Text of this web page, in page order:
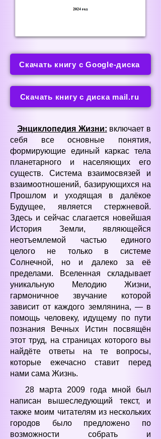
Скачать книгу с Google-диска
Скачать книгу с диска mail.ru
Энциклопедия Жизни: включает в
себя все основные понятия,
формирующие единый каркас тела
планетарного и населяющих его
существ. Система взаимосвязей и
взаимоотношений, базирующихся на
Прошлом и уходящая в далёкое
Будущее, является стержневой.
Здесь и сейчас слагается новейшая
История Земли, являющейся
неотъемлемой частью единого
целого не только в системе
Солнечной, но и далеко за её
пределами. Вселенная складывает
уникальную Мелодию Жизни,
гармоничное звучание которой
зависит от каждого землянина, — в
помощь человеку, идущему по пути
познания Вечных Истин посвящён
этот труд, на страницах которого вы
найдёте ответы на те вопросы,
которые ежечасно ставит перед
нами сама Жизнь.
28 марта 2009 года мной был
написан вышеследующий текст, и
также моим читателям из нескольких
городов было предложено по
возможности собрать и